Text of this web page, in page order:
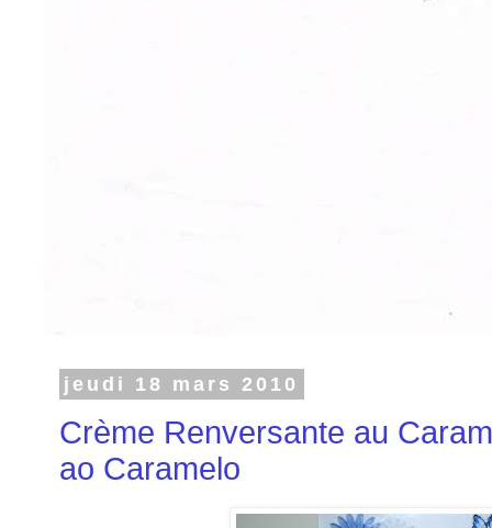
jeudi 18 mars 2010
Crème Renversante au
ao Caramelo